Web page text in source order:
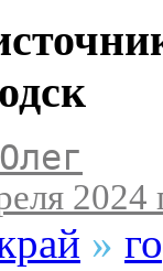
2024
»